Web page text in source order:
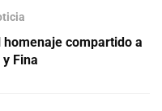
compartido a
Fina